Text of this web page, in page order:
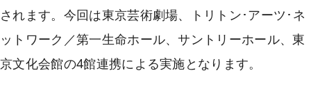
されます。今回は東京芸術劇場、トリトン･アーツ･ネ
ットワーク／第一生命ホール、サントリーホール、東
京文化会館の4館連携による実施となります。